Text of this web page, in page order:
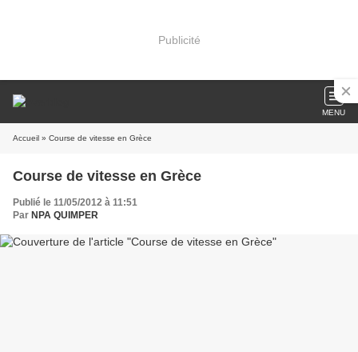
Publicité
MENU
Accueil » Course de vitesse en Grèce
Course de vitesse en Grèce
Publié le 11/05/2012 à 11:51
Par NPA QUIMPER